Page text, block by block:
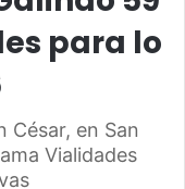
para lo
César, en San
Vialidades